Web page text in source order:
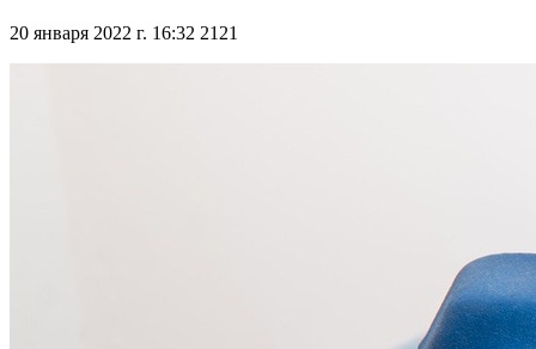
20 января 2022 г. 16:32 2121